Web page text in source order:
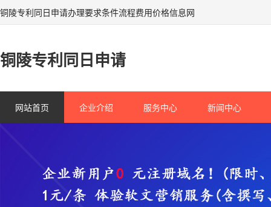
铜陵专利同日申请办理要求条件流程费用价格信息网
铜陵专利同日申请
网站首页 企业介绍 服务中心 新闻中心